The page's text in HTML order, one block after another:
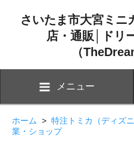
さいたま市大宮ミニ
店・通販│ドリ
（
メニュー
ホーム > 特注トミカ（ディズ
業・ショップ